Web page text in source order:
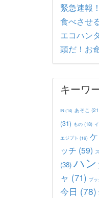
緊急速報
食べさせ
エコハン
頭だ！お
キーワ
IN(14) あそこ
(31) もの (18)
エジプト (16)
ッチ (59)
(38) ハ
ャ (71) ブ
今日 (78)